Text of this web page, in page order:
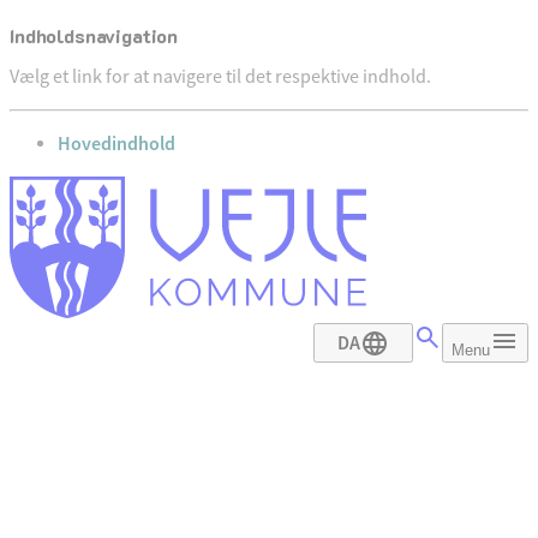
Indholdsnavigation
Vælg et link for at navigere til det respektive indhold.
gå til
Hovedindhold
DA Menu